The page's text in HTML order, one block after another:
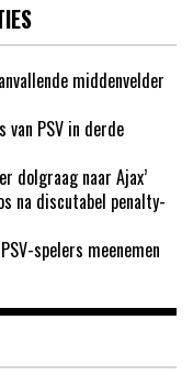
middenvelder
van PSV in derde
dolgraag naar Ajax’
na discutabel penalty-
spelers meenemen